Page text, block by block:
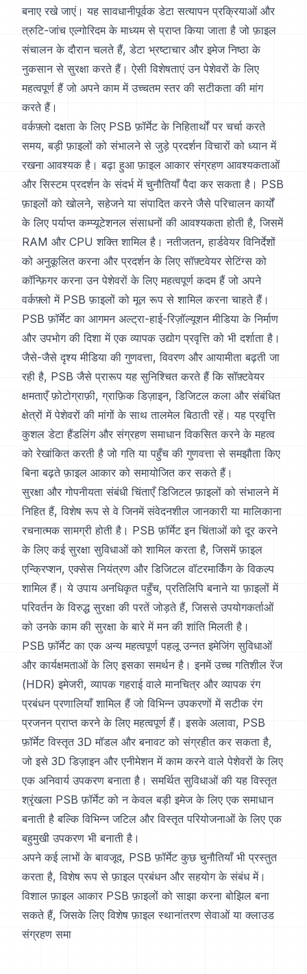
बनाए रखे जाएं। यह सावधानीपूर्वक डेटा सत्यापन प्रक्रियाओं और
त्रुटि-जांच एल्गोरिदम के माध्यम से प्राप्त किया जाता है जो फ़ाइल
संचालन के दौरान चलते हैं, डेटा भ्रष्टाचार और इमेज निष्ठा के
नुकसान से सुरक्षा करते हैं। ऐसी विशेषताएं उन पेशेवरों के लिए
महत्वपूर्ण हैं जो अपने काम में उच्चतम स्तर की सटीकता की मांग
करते हैं।
वर्कफ़्लो दक्षता के लिए PSB फ़ॉर्मेट के निहितार्थों पर चर्चा करते
समय, बड़ी फ़ाइलों को संभालने से जुड़े प्रदर्शन विचारों को ध्यान में
रखना आवश्यक है। बढ़ा हुआ फ़ाइल आकार संग्रहण आवश्यकताओं
और सिस्टम प्रदर्शन के संदर्भ में चुनौतियाँ पैदा कर सकता है। PSB
फ़ाइलों को खोलने, सहेजने या संपादित करने जैसे परिचालन कार्यों
के लिए पर्याप्त कम्प्यूटेशनल संसाधनों की आवश्यकता होती है, जिसमें
RAM और CPU शक्ति शामिल है। नतीजतन, हार्डवेयर विनिर्देशों
को अनुकूलित करना और प्रदर्शन के लिए सॉफ़्टवेयर सेटिंग्स को
कॉन्फ़िगर करना उन पेशेवरों के लिए महत्वपूर्ण कदम हैं जो अपने
वर्कफ़्लो में PSB फ़ाइलों को मूल रूप से शामिल करना चाहते हैं।
PSB फ़ॉर्मेट का आगमन अल्ट्रा-हाई-रिज़ॉल्यूशन मीडिया के निर्माण
और उपभोग की दिशा में एक व्यापक उद्योग प्रवृत्ति को भी दर्शाता है।
जैसे-जैसे दृश्य मीडिया की गुणवत्ता, विवरण और आयामीता बढ़ती जा
रही है, PSB जैसे प्रारूप यह सुनिश्चित करते हैं कि सॉफ़्टवेयर
क्षमताएँ फ़ोटोग्राफ़ी, ग्राफ़िक डिज़ाइन, डिजिटल कला और संबंधित
क्षेत्रों में पेशेवरों की मांगों के साथ तालमेल बिठाती रहें। यह प्रवृत्ति
कुशल डेटा हैंडलिंग और संग्रहण समाधान विकसित करने के महत्व
को रेखांकित करती है जो गति या पहुँच की गुणवत्ता से समझौता किए
बिना बढ़ते फ़ाइल आकार को समायोजित कर सकते हैं।
सुरक्षा और गोपनीयता संबंधी चिंताएँ डिजिटल फ़ाइलों को संभालने में
निहित हैं, विशेष रूप से वे जिनमें संवेदनशील जानकारी या मालिकाना
रचनात्मक सामग्री होती है। PSB फ़ॉर्मेट इन चिंताओं को दूर करने
के लिए कई सुरक्षा सुविधाओं को शामिल करता है, जिसमें फ़ाइल
एन्क्रिप्शन, एक्सेस नियंत्रण और डिजिटल वॉटरमार्किंग के विकल्प
शामिल हैं। ये उपाय अनधिकृत पहुँच, प्रतिलिपि बनाने या फ़ाइलों में
परिवर्तन के विरुद्ध सुरक्षा की परतें जोड़ते हैं, जिससे उपयोगकर्ताओं
को उनके काम की सुरक्षा के बारे में मन की शांति मिलती है।
PSB फ़ॉर्मेट का एक अन्य महत्वपूर्ण पहलू उन्नत इमेजिंग सुविधाओं
और कार्यक्षमताओं के लिए इसका समर्थन है। इनमें उच्च गतिशील रेंज
(HDR) इमेजरी, व्यापक गहराई वाले मानचित्र और व्यापक रंग
प्रबंधन प्रणालियाँ शामिल हैं जो विभिन्न उपकरणों में सटीक रंग
प्रजनन प्राप्त करने के लिए महत्वपूर्ण हैं। इसके अलावा, PSB
फ़ॉर्मेट विस्तृत 3D मॉडल और बनावट को संग्रहीत कर सकता है,
जो इसे 3D डिज़ाइन और एनीमेशन में काम करने वाले पेशेवरों के लिए
एक अनिवार्य उपकरण बनाता है। समर्थित सुविधाओं की यह विस्तृत
श्रृंखला PSB फ़ॉर्मेट को न केवल बड़ी इमेज के लिए एक समाधान
बनाती है बल्कि विभिन्न जटिल और विस्तृत परियोजनाओं के लिए एक
बहुमुखी उपकरण भी बनाती है।
अपने कई लाभों के बावजूद, PSB फ़ॉर्मेट कुछ चुनौतियाँ भी प्रस्तुत
करता है, विशेष रूप से फ़ाइल प्रबंधन और सहयोग के संबंध में।
विशाल फ़ाइल आकार PSB फ़ाइलों को साझा करना बोझिल बना
सकते हैं, जिसके लिए विशेष फ़ाइल स्थानांतरण सेवाओं या क्लाउड
संग्रहण समा